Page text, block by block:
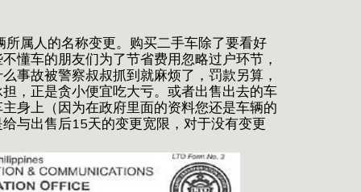
属人的名称变更。购买二手车除了要看好
懂车的朋友们为了节省费用忽略过户环节，
事故被警察叔叔抓到就麻烦了，罚款另算，
，正是贪小便宜吃大亏。或者出售出去的车
身上（因为在政府里面的资料您还是车辆的
与出售后15天的变更宽限，对于没有变更